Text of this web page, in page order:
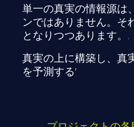
単一の真実の情報源は
ンではありません。そ
となりつつあります。.
真実の上に構築し、真
を予測する‘